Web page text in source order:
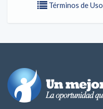
Términos de Uso